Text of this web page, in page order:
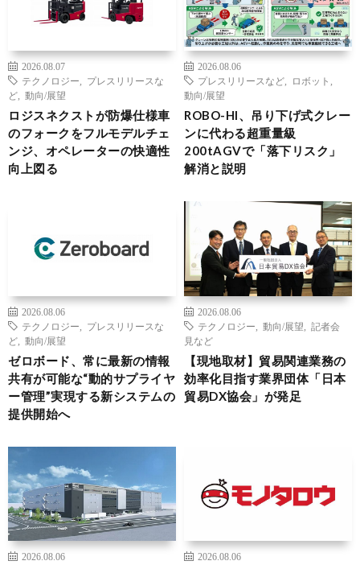
2026.08.07
テクノロジー
プレスリリースな
ど
動向/展望
ロジスネクストが防爆仕様車
のフォークをフルモデルチェ
ンジ、オペレーターの快適性
向上図る
2026.08.06
プレスリリースなど
ロボット
動向/展望
ROBO-HI、吊り下げ式クレー
ンに代わる超重量級
200tAGVで「落下リスク」
解消と説明
2026.08.06
テクノロジー
プレスリリースな
ど
動向/展望
ゼロボード、常に最新の情報
共有が可能な“動的サプライヤ
ー管理”実現する新システムの
提供開始へ
2026.08.06
テクノロジー
動向/展望
記者会
見など
【現地取材】貿易関連業務の
効率化目指す業界団体「日本
貿易DX協会」が発足
2026.08.06
2026.08.06